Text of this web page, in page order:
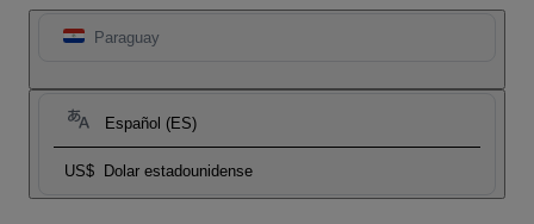
Paraguay
Español (ES)
US$ Dolar estadounidense